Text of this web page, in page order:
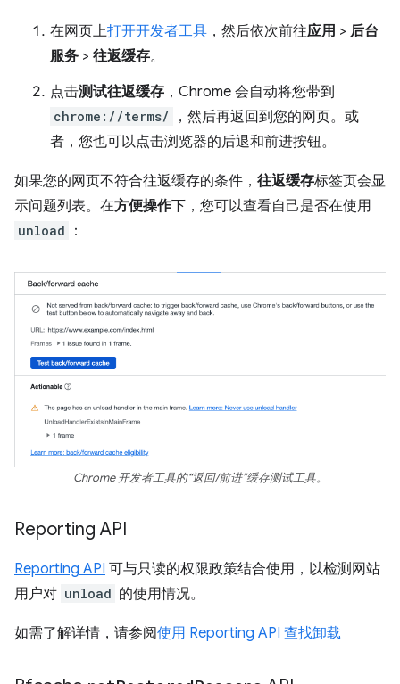
在网页上打开开发者工具 ，然后依次前往应用 > 后台
服务 > 往返缓存。
点击测试往返缓存 ，Chrome 会自动将您带到
chrome://terms/
，然后再返回到您的网页。或
者，您也可以点击浏览器的后退和前进按钮。
如果您的网页不符合往返缓存的条件， 往返缓存标签页会显
示问题列表。在方便操作下，您可以查看自己是否在使用
unload ：
Chrome 开发者工具的“返回/前进”缓存测试工具。
Reporting API
Reporting API 可与只读的权限政策结合使用，以检测网站
用户对 unload 的使用情况。
如需了解详情，请参阅使用 Reporting API 查找卸载